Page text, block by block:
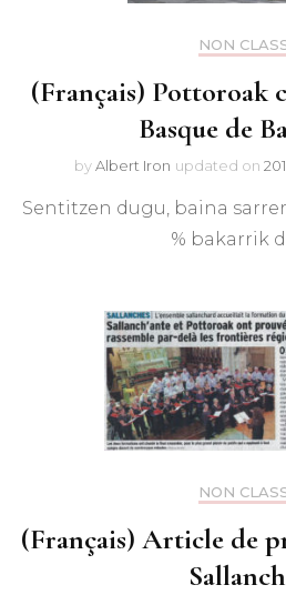
NON
(Français) Pottoroak
Basque de
byAlbert Iron updated on
Sentitzen dugu, baina
% bakarrik
NON
(Français) Article de